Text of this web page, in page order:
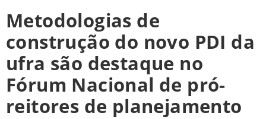
Metodologias de
construção do novo PDI da
ufra são destaque no
Fórum Nacional de pró-
reitores de planejamento